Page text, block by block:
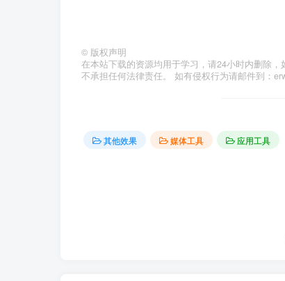
© 版权声明
在本站下载的资源均用于学习，请24小时内删除
不承担任何法律责任。 如有侵权行为请邮件到：
其他效果 媒体工具 应用工具